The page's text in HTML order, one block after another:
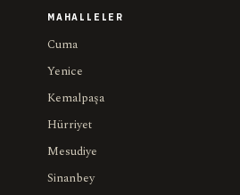
MAHALLELER
Cuma
Yenice
Kemalpaşa
Hürriyet
Mesudiye
Sinanbey